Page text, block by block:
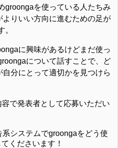
groongaを使っている人たちみ
りいい方向に進むための足が
。
に興味があるけどまだ使っ
について話すことで、ど
分にとって適切かを見つけら
で発表者として応募いただい
システムでgroongaをどう使
くださいます！